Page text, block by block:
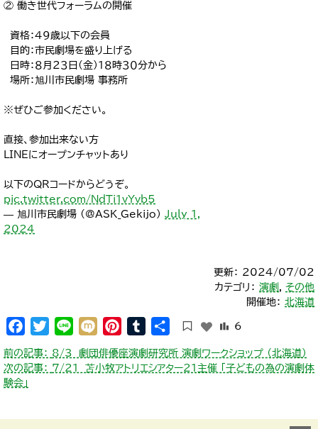
② 働き世代フォーラムの開催
資格：４９歳以下の会員
目的：市民劇場を盛り上げる
日時：８月２３日(金)１８時３０分から
場所：旭川市民劇場 事務所
※ぜひご参加ください。
直接、参加出来ない方
ＬＩＮＥにオープンチャットあり
以下のＱＲコードからどうぞ。
pic.twitter.com/NdTi1vYvb5
— 旭川市民劇場 (@ASK_Gekijo) July 1,
2024
更新： 2024/07/02
カテゴリ： 演劇 , その他
開催地： 北海道
Facebook
Twitter
Line Mixi Pinterest
Tumblr 6
投
稿
ナ
前の記事： 8/3 劇団俳優座演劇研究所 演劇ワークショップ （北海道）
次の記事： 7/21 苫小牧アトリエシアター21主催 「子どもの為の演劇体
験会」